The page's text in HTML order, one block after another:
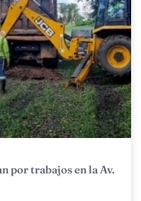
por trabajos en la Av.